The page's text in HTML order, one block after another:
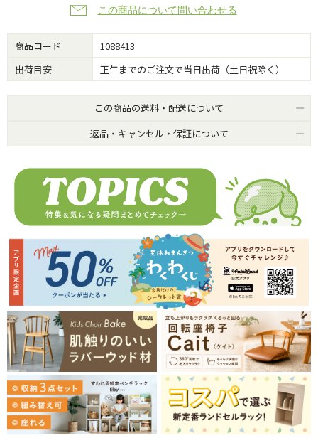
この商品について問い合わせる
商品コード
1088413
出荷目安
正午までのご注文で当日出荷（土日祝除く）
この商品の送料・配送について
返品・キャンセル・保証について